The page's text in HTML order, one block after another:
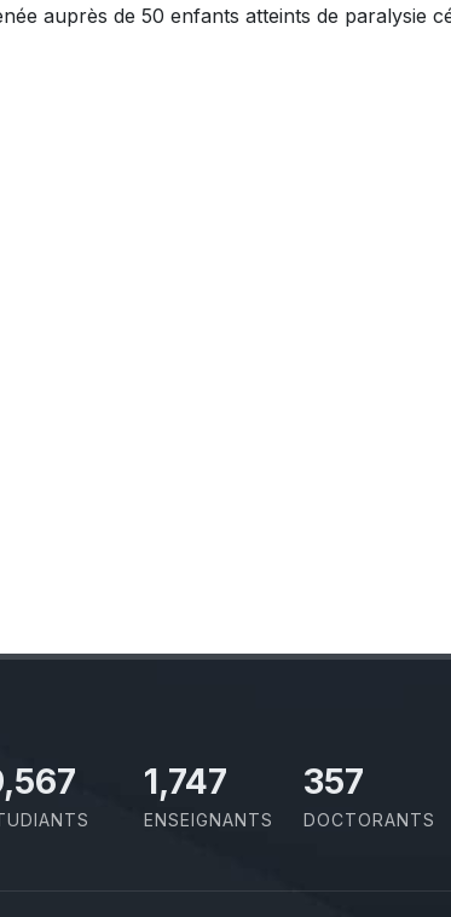
auprès de 50 enfants atteints de
1,973
ENSEIGNANTS
403
DOCTORANTS